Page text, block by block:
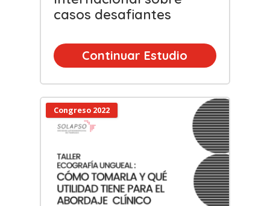
casos desafiantes
Continuar Estudio
Congreso 2022